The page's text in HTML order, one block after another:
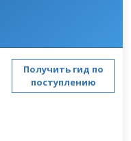
Получить гид по
поступлению